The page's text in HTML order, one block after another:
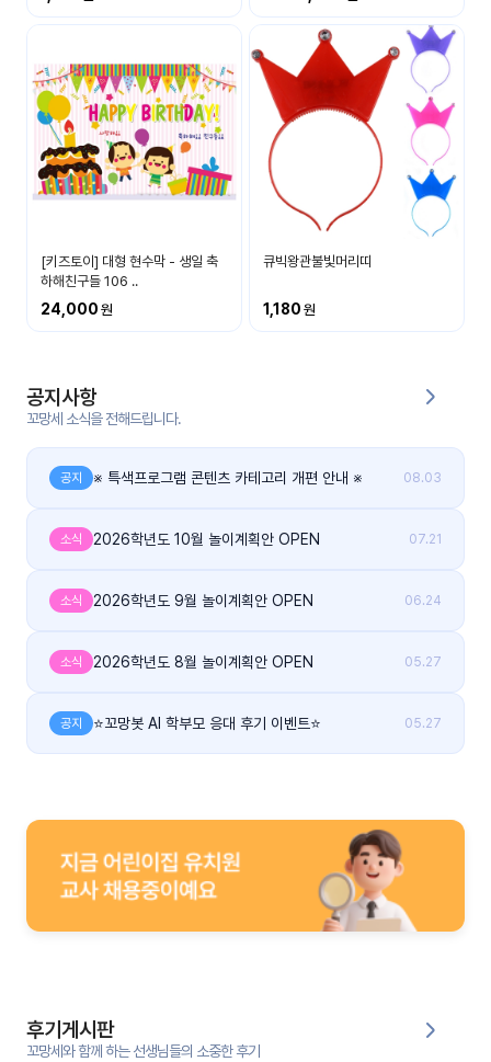
공지
사항
이벤
트
들의
이야
게시
판
그
[키즈토이] 대형 현수막 - 생일 축
하해친구들 106 ..
24,000
큐빅왕관불빛머리띠
1,180
공지사항
꼬망세 소식을 전해드립니다.
공지 ※ 특색프로그램 콘텐츠 카테고리 개편 안내 ※ 08.03
소식 2026학년도 10월 놀이계획안 OPEN 07.21
소식 2026학년도 9월 놀이계획안 OPEN 06.24
소식 2026학년도 8월 놀이계획안 OPEN 05.27
공지 ⭐꼬망봇 AI 학부모 응대 후기 이벤트⭐ 05.27
후기게시판
꼬망세와 함께 하는 선생님들의 소중한 후기